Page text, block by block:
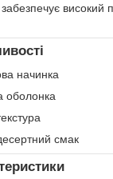
високий
начинка
оболонка
смак